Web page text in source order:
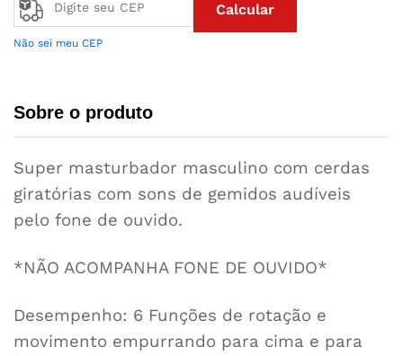
Calcular
Não sei meu CEP
Sobre o produto
Super masturbador masculino com cerdas
giratórias com sons de gemidos audíveis
pelo fone de ouvido.
*NÃO ACOMPANHA FONE DE OUVIDO*
Desempenho: 6 Funções de rotação e
movimento empurrando para cima e para